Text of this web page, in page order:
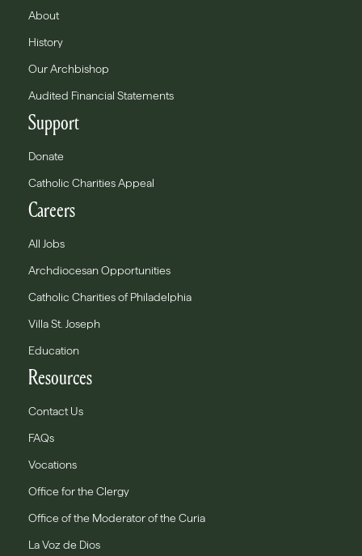
About
History
Our Archbishop
Audited Financial Statements
Support
Donate
Catholic Charities Appeal
Careers
All Jobs
Archdiocesan Opportunities
Catholic Charities of Philadelphia
Villa St. Joseph
Education
Resources
Contact Us
FAQs
Vocations
Office for the Clergy
Office of the Moderator of the Curia
La Voz de Dios